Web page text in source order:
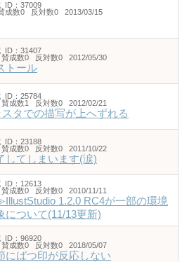
ID：37009
成数0 反対数0 2013/03/15
ID：31407
成数0 反対数0 2012/05/30
トール
ID：25784
成数1 反対数0 2012/02/21
タでの描写が上へずれる
ID：23188
成数0 反対数0 2011/10/22
してしまいます(涙)
ID：12613
成数0 反対数0 2010/11/11
1.2.0 RC4が一部の環境
について(11/13更新)
ID：96920
成数0 反対数0 2018/05/07
にばつ印が反応しない